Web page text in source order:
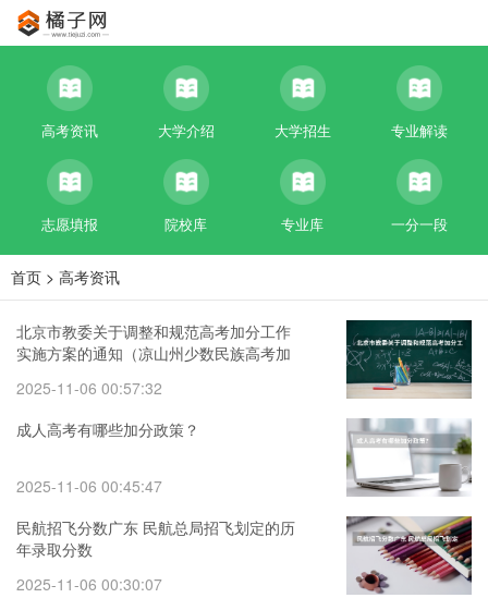
高考资讯 大学介绍 大学招生 专业解读
志愿填报 院校库 专业库 一分一段
首页 > 高考资讯
北京市教委关于调整和规范高考加分工作
实施方案的通知（凉山州少数民族高考加
2025-11-06 00:57:32
成人高考有哪些加分政策？
2025-11-06 00:45:47
民航招飞分数广东 民航总局招飞划定的历
年录取分数
2025-11-06 00:30:07